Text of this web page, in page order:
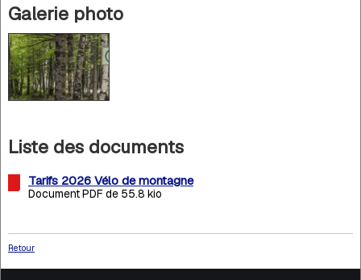
Galerie photo
Liste des documents
Tarifs 2026 Vélo de montagne
Document PDF de 55.8 kio
Retour